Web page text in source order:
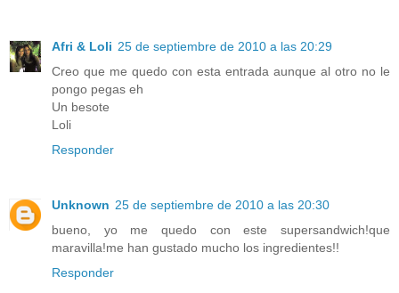
Afri & Loli 25 de septiembre de 2010 a las 20:29
Creo que me quedo con esta entrada aunque al otro no le
pongo pegas eh
Un besote
Loli
Responder
Unknown 25 de septiembre de 2010 a las 20:30
bueno, yo me quedo con este supersandwich!que
maravilla!me han gustado mucho los ingredientes!!
Responder